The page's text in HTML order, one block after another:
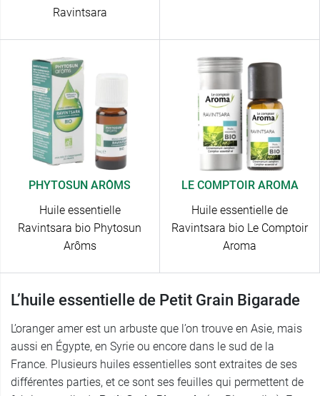
Ravintsara
PHYTOSUN ARÔMS
Huile essentielle
Ravintsara bio Phytosun
Arôms
LE COMPTOIR AROMA
Huile essentielle de
Ravintsara bio Le Comptoir
Aroma
L’huile essentielle de Petit Grain Bigarade
L’oranger amer est un arbuste que l’on trouve en Asie, mais
aussi en Égypte, en Syrie ou encore dans le sud de la
France. Plusieurs huiles essentielles sont extraites de ses
différentes parties, et ce sont ses feuilles qui permettent de